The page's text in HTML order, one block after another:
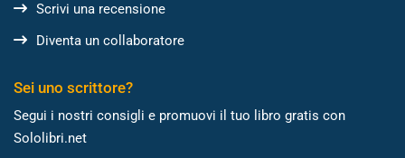
Scrivi una recensione
Diventa un collaboratore
Sei uno scrittore?
Segui i nostri consigli e promuovi il tuo libro gratis con
Sololibri.net